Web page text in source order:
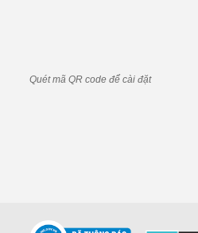
Quét mã QR code để cài đặt